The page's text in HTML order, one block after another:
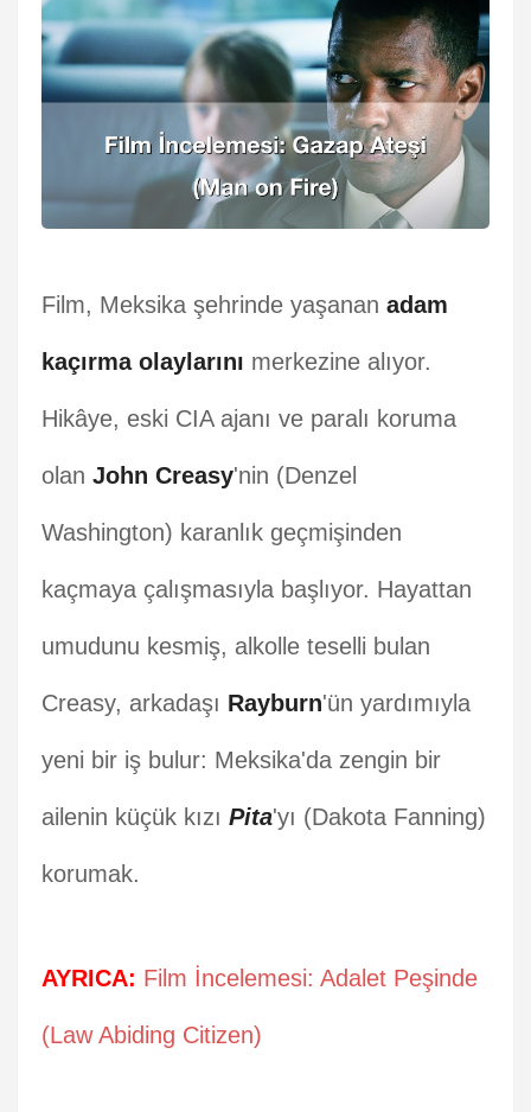
Film, Meksika şehrinde yaşanan adam
kaçırma olaylarını merkezine alıyor.
Hikâye, eski CIA ajanı ve paralı koruma
olan John Creasy'nin (Denzel
Washington) karanlık geçmişinden
kaçmaya çalışmasıyla başlıyor. Hayattan
umudunu kesmiş, alkolle teselli bulan
Creasy, arkadaşı Rayburn'ün yardımıyla
yeni bir iş bulur: Meksika'da zengin bir
ailenin küçük kızı Pita'yı (Dakota Fanning)
korumak.
AYRICA: Film İncelemesi: Adalet Peşinde
(Law Abiding Citizen)